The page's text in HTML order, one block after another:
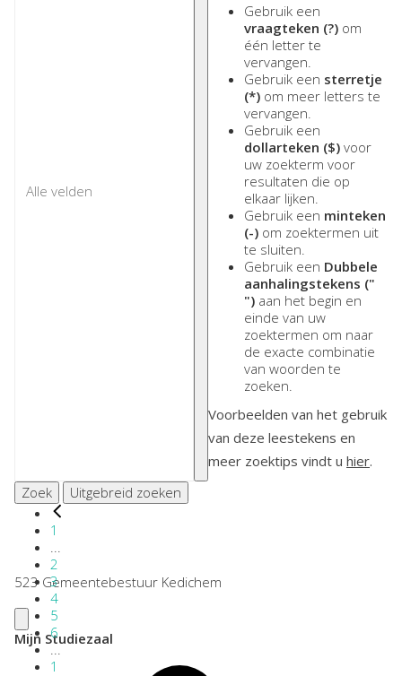
Gebruik een
vraagteken (?) om
één letter te
vervangen.
Gebruik een sterretje
(*) om meer letters te
vervangen.
Gebruik een
dollarteken ($) voor
uw zoekterm voor
resultaten die op
elkaar lijken.
Gebruik een minteken
(-) om zoektermen uit
te sluiten.
Gebruik een Dubbele
aanhalingstekens ("
") aan het begin en
einde van uw
zoektermen om naar
de exacte combinatie
van woorden te
zoeken.
Voorbeelden van het gebruik
van deze leestekens en
meer zoektips vindt u hier.
Zoek
Uitgebreid zoeken
1
2
3
4
5
6
...
1
523 Gemeentebestuur Kedichem
Mijn Studiezaal